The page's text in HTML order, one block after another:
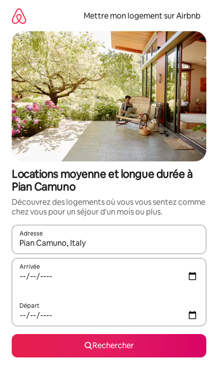
directement
contenu
Mettre mon logement sur Airbnb
Locations moyenne et longue durée à
Pian Camuno
Découvrez des logements où vous vous sentez comme
chez vous pour un séjour d'un mois ou plus.
Adresse
Lorsque les résultats s'affichent, utilisez les flèches vers le
Arrivée
Départ
Rechercher